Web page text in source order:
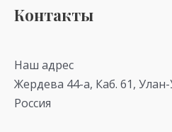
Контакты
Наш адрес
Жердева 44-а, Каб. 61,
Россия